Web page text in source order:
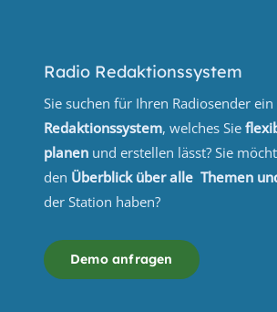
Radio Redaktionssystem
Sie suchen für Ihren Radiosender ein
Redaktionssystem, welches Sie
planenund erstellen lässt? Sie
den Überblick über alle Themen
der Station haben?
Demo anfragen